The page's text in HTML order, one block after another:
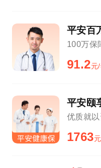
平安百
100万保
91.2元
平安颐
优质就
1763